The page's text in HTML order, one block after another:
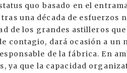
quo basado en el
una década de esfuerzos
de los grandes astilleros
contagio, dará ocasión a
de la fábrica. En
ya que la capacidad